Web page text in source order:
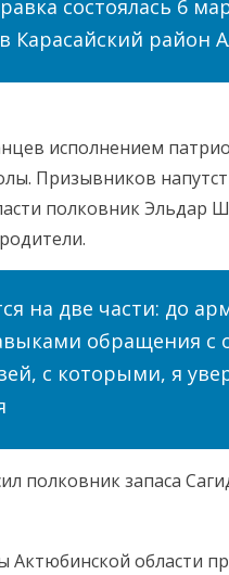
состоялась 6
Карасайский район
исполнением
Призывников
полковник Эльдар
на две части: до
обращения с
с которыми, я
полковник запаса
области